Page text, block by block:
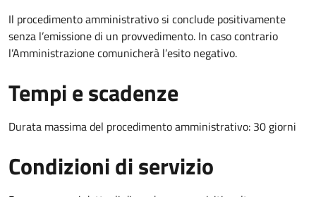
Il procedimento amministrativo si conclude positivamente
senza l’emissione di un provvedimento. In caso contrario
l’Amministrazione comunicherà l’esito negativo.
Tempi e scadenze
Durata massima del procedimento amministrativo: 30 giorni
Condizioni di servizio